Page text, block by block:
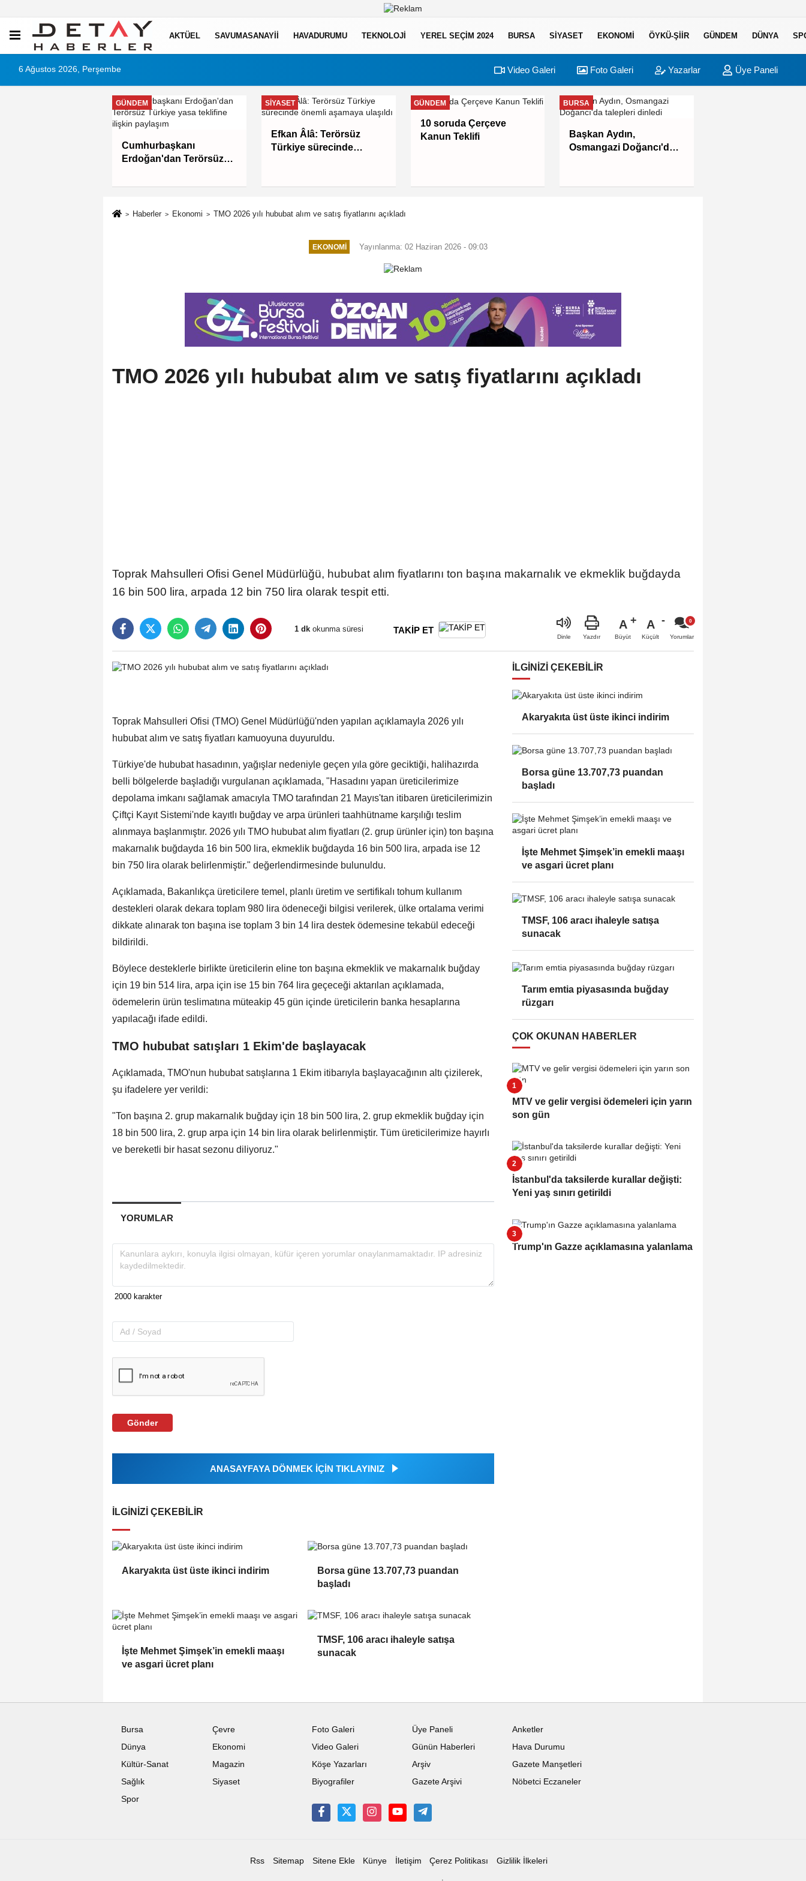
AKTÜEL SAVUMASANAYII HAVADURUMU TEKNOLOJI YEREL SEÇİM 2024 BURSA SIYASET EKONOMI ÖYKÜ-ŞIIR GÜNDEM DÜNYA
6 Ağustos 2026, Perşembe Video Galeri Foto Galeri Yazarlar Üye Paneli
GÜNDEM
Cumhurbaşkanı
Erdoğan'dan Terörsüz
ilişkin paylaşım
SIYASET
Efkan Âlâ: Terörsüz
Türkiye sürecinde
GÜNDEM
10 soruda Çerçeve
Kanun Teklifi
BURSA
Başkan Aydın,
Osmangazi Doğancı'da
Haberler Ekonomi TMO 2026 yılı hububat alım ve satış fiyatlarını açıkladı
EKONOMI Yayınlanma: 02 Haziran 2026 - 09:03
TMO 2026 yılı hububat alım ve satış fiyatlarını açıkladı
Toprak Mahsulleri Ofisi Genel Müdürlüğü, hububat alım fiyatlarını ton başına makarnalık ve ekmeklik buğdayda
16 bin 500 lira, arpada 12 bin 750 lira olarak tespit etti.
1 dk okunma süresi TAKİP ET
Dinle Yazdır
A
Büyüt
A
Küçült Yorumlar
Toprak Mahsulleri Ofisi (TMO) Genel Müdürlüğü'nden yapılan açıklamayla 2026 yılı
hububat alım ve satış fiyatları kamuoyuna duyuruldu.
Türkiye'de hububat hasadının, yağışlar nedeniyle geçen yıla göre geciktiği, halihazırda
belli bölgelerde başladığı vurgulanan açıklamada, "Hasadını yapan üreticilerimize
depolama imkanı sağlamak amacıyla TMO tarafından 21 Mayıs'tan itibaren üreticilerimizin
Çiftçi Kayıt Sistemi'nde kayıtlı buğday ve arpa ürünleri taahhütname karşılığı teslim
alınmaya başlanmıştır. 2026 yılı TMO hububat alım fiyatları (2. grup ürünler için) ton başına
makarnalık buğdayda 16 bin 500 lira, ekmeklik buğdayda 16 bin 500 lira, arpada ise 12
bin 750 lira olarak belirlenmiştir." değerlendirmesinde bulunuldu.
Açıklamada, Bakanlıkça üreticilere temel, planlı üretim ve sertifikalı tohum kullanım
destekleri olarak dekara toplam 980 lira ödeneceği bilgisi verilerek, ülke ortalama verimi
dikkate alınarak ton başına ise toplam 3 bin 14 lira destek ödemesine tekabül edeceği
bildirildi.
Böylece desteklerle birlikte üreticilerin eline ton başına ekmeklik ve makarnalık buğday
için 19 bin 514 lira, arpa için ise 15 bin 764 lira geçeceği aktarılan açıklamada,
ödemelerin ürün teslimatına müteakip 45 gün içinde üreticilerin banka hesaplarına
yapılacağı ifade edildi.
TMO hububat satışları 1 Ekim'de başlayacak
Açıklamada, TMO'nun hububat satışlarına 1 Ekim itibarıyla başlayacağının altı çizilerek,
şu ifadelere yer verildi:
"Ton başına 2. grup makarnalık buğday için 18 bin 500 lira, 2. grup ekmeklik buğday için
18 bin 500 lira, 2. grup arpa için 14 bin lira olarak belirlenmiştir. Tüm üreticilerimize hayırlı
ve bereketli bir hasat sezonu diliyoruz."
YORUMLAR
Gönder
ANASAYFAYA DÖNMEK İÇİN TIKLAYINIZ
İLGINIZI ÇEKEBILIR
Akaryakıta üst üste ikinci indirim
Borsa güne 13.707,73 puandan
başladı
İşte Mehmet Şimşek’in emekli maaşı
ve asgari ücret planı
TMSF, 106 aracı ihaleyle satışa
sunacak
İLGINIZI ÇEKEBILIR
Akaryakıta üst üste ikinci indirim
Borsa güne 13.707,73 puandan
başladı
İşte Mehmet Şimşek’in emekli maaşı
ve asgari ücret planı
TMSF, 106 aracı ihaleyle satışa
sunacak
Tarım emtia piyasasında buğday
rüzgarı
ÇOK OKUNAN HABERLER
MTV ve gelir vergisi ödemeleri için yarın
son gün
İstanbul'da taksilerde kurallar değişti:
Yeni yaş sınırı getirildi
Trump'ın Gazze açıklamasına yalanlama
Bursa
Çevre
Dünya
Ekonomi
Kültür-Sanat
Magazin
Sağlık
Siyaset
Spor
Foto Galeri
Video Galeri
Köşe Yazarları
Biyografiler
Üye Paneli
Günün Haberleri
Arşiv
Gazete Arşivi
Anketler
Hava Durumu
Gazete Manşetleri
Nöbetci Eczaneler
Rss Sitemap Sitene Ekle Künye İletişim Çerez Politikası Gizlilik İlkeleri